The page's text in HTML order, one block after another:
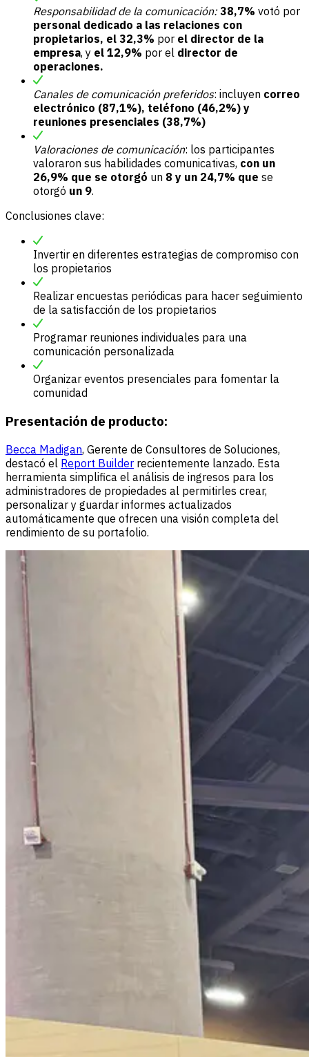
Responsabilidad de la comunicación: 38,7% votó por
personal dedicado a las relaciones con
propietarios, el 32,3% por el director de la
empresa, y el 12,9% por el director de
operaciones.
Canales de comunicación preferidos: incluyen correo
electrónico (87,1%), teléfono (46,2%) y
reuniones presenciales (38,7%)
Valoraciones de comunicación: los participantes
valoraron sus habilidades comunicativas, con un
26,9% que se otorgó un 8 y un 24,7% que se
otorgó un 9.
Conclusiones clave:
Invertir en diferentes estrategias de compromiso con
los propietarios
Realizar encuestas periódicas para hacer seguimiento
de la satisfacción de los propietarios
Programar reuniones individuales para una
comunicación personalizada
Organizar eventos presenciales para fomentar la
comunidad
Presentación de producto:
Becca Madigan, Gerente de Consultores de Soluciones,
destacó el Report Builder recientemente lanzado. Esta
herramienta simplifica el análisis de ingresos para los
administradores de propiedades al permitirles crear,
personalizar y guardar informes actualizados
automáticamente que ofrecen una visión completa del
rendimiento de su portafolio.